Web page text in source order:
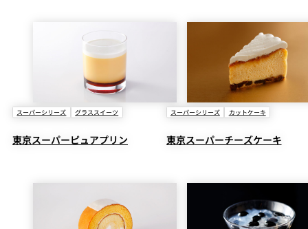
スーパーシリーズ グラススイーツ
東京スーパーピュアプリン
スーパーシリーズ カットケーキ
東京スーパーチーズケーキ